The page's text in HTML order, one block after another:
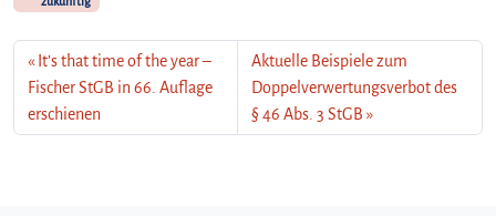
It’s that time of the year –
Fischer StGB in 66. Auflage
erschienen
Aktuelle Beispiele zum
Doppelverwertungsverbot des
§ 46 Abs. 3 StGB